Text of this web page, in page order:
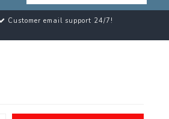
Customer email support 24/7!